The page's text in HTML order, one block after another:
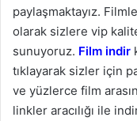
paylaşmaktayız.
olarak sizlere vip
sunuyoruz. Film indir
tıklayarak sizler için
ve yüzlerce film
linkler aracılığı ile